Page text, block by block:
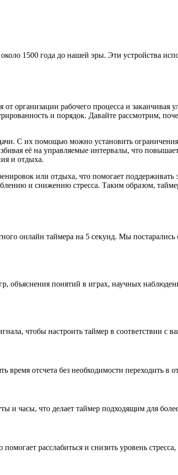
1500 года до нашей эры. Эти устройства
организации рабочего процесса и заканчивая
и порядок. Давайте рассмотрим,
С их помощью можно установить
её на управляемые интервалы, что
и отдыха.
или отдыха, что помогает
и снижению стресса. Таким образом,
онлайн таймера на 5 секунд. Мы
объяснения понятий в играх, научных
чтобы настроить таймер в соответствии с
отсчета без необходимости переходить в
и часы, что делает таймер подходящим для
расслабиться и снизить уровень